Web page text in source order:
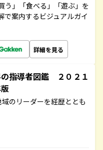
う」「食べる」「遊ぶ」を
で案内するビジュアルガイ
詳細を見る
指導者図鑑 ２０２１
版
のリーダーを経歴ととも